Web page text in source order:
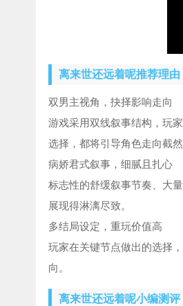
离来世还远着呢推荐理由
双男主视角，抉择影响走向
游戏采用双线叙事结构，玩
选择，都将引导角色走向截然
病娇君式叙事，细腻且扎心
标志性的舒缓叙事节奏、大
展现得淋漓尽致。
多结局设定，重玩价值高
玩家在关键节点做出的选择
向。
离来世还远着呢小编测评